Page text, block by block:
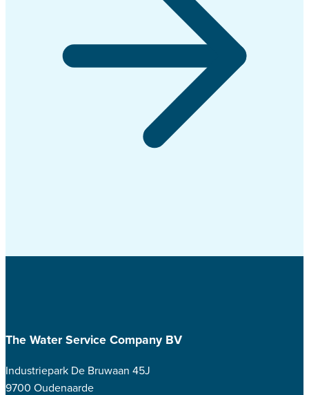
The Water Service Company BV
Industriepark De Bruwaan 45J
9700 Oudenaarde